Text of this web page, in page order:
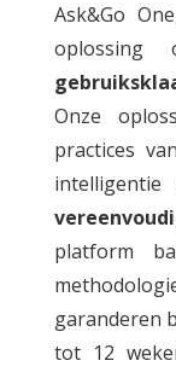
Ask&Go
Onze
practices
platform
garanderen
tot 12